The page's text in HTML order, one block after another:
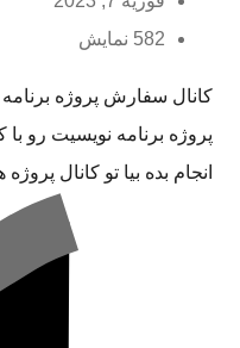
582 نمایش
کانال سفارش پروژه
پروژه برنامه نویسیت رو
انجام بده بیا تو کانال